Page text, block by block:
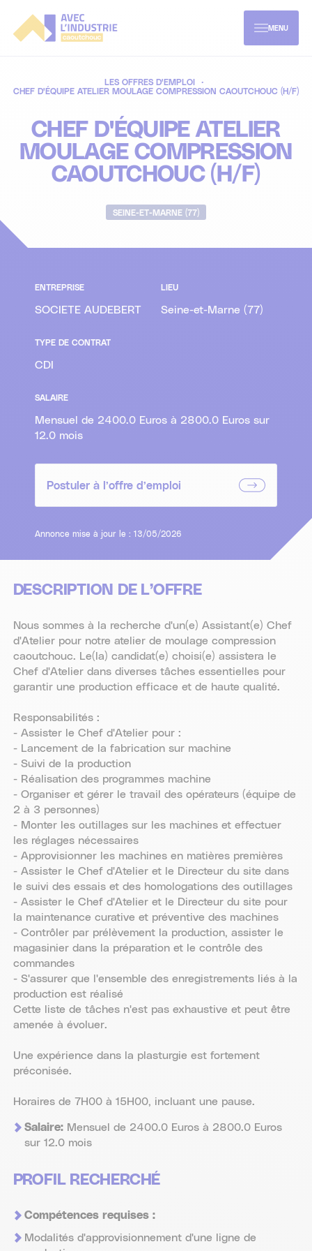
contenu
MENU
L'industrie caoutchouc
À propos
Les secteurs d'activités
Enjeux & innovations de demain
Les métiers du caoutchouc
Mon parcours formation
Parcours enseignement supérieur
Parcours formations continues et VAE
Offres d'emploi
LES OFFRES D'EMPLOI
CHEF D'ÉQUIPE ATELIER MOULAGE COMPRESSION CAOUTCHOUC (H/F)
CHEF D'ÉQUIPE ATELIER
MOULAGE COMPRESSION
CAOUTCHOUC (H/F)
SEINE-ET-MARNE (77)
ENTREPRISE
SOCIETE AUDEBERT
LIEU
Seine-et-Marne (77)
TYPE DE CONTRAT
CDI
SALAIRE
Mensuel de 2400.0 Euros à 2800.0 Euros sur
12.0 mois
Postuler à l’offre d’emploi
Annonce mise à jour le : 13/05/2026
DESCRIPTION DE L’OFFRE
Nous sommes à la recherche d'un(e) Assistant(e) Chef
d'Atelier pour notre atelier de moulage compression
caoutchouc. Le(la) candidat(e) choisi(e) assistera le
Chef d'Atelier dans diverses tâches essentielles pour
garantir une production efficace et de haute qualité.
Responsabilités :
- Assister le Chef d'Atelier pour :
- Lancement de la fabrication sur machine
- Suivi de la production
- Réalisation des programmes machine
- Organiser et gérer le travail des opérateurs (équipe de
2 à 3 personnes)
- Monter les outillages sur les machines et effectuer
les réglages nécessaires
- Approvisionner les machines en matières premières
- Assister le Chef d'Atelier et le Directeur du site dans
le suivi des essais et des homologations des outillages
- Assister le Chef d'Atelier et le Directeur du site pour
la maintenance curative et préventive des machines
- Contrôler par prélèvement la production, assister le
magasinier dans la préparation et le contrôle des
commandes
- S'assurer que l'ensemble des enregistrements liés à la
production est réalisé
Cette liste de tâches n'est pas exhaustive et peut être
amenée à évoluer.
Une expérience dans la plasturgie est fortement
préconisée.
Horaires de 7H00 à 15H00, incluant une pause.
Salaire:Mensuel de 2400.0 Euros à 2800.0 Euros
sur 12.0 mois
PROFIL RECHERCHÉ
Compétences requises :
Modalités d'approvisionnement d'une ligne de